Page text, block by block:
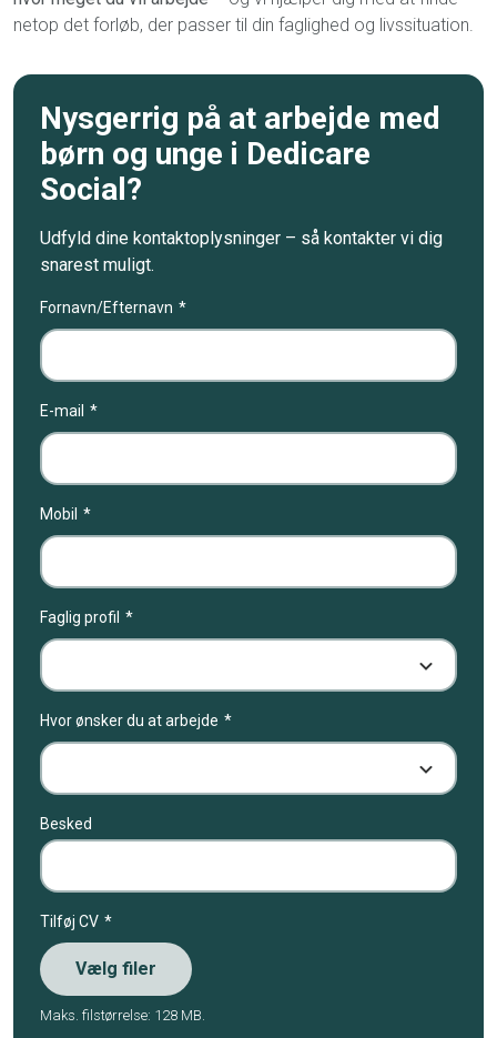
netop det forløb, der passer til din faglighed og livssituation.
Nysgerrig på at arbejde med
børn og unge i Dedicare
Social?
Udfyld dine kontaktoplysninger – så kontakter vi dig
snarest muligt.
Fornavn/Efternavn
E-mail
Mobil
Faglig profil
Hvor ønsker du at arbejde
Besked
Tilføj CV
Vælg filer
Maks. filstørrelse: 128 MB.